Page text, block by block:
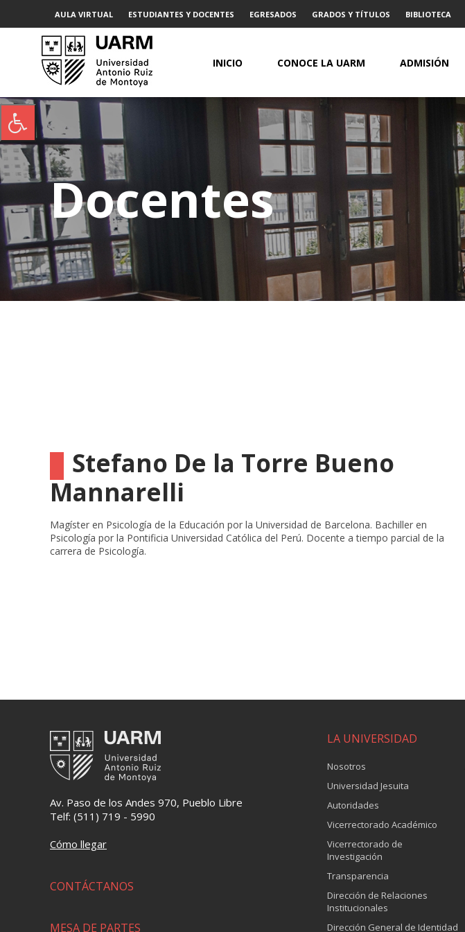
AULA VIRTUAL ESTUDIANTES Y DOCENTES EGRESADOS GRADOS Y TÍTULOS BIBLIOTECA
INICIO CONOCE LA UARM ADMISIÓN
Docentes
Stefano De la Torre Bueno
Mannarelli
Magíster en Psicología de la Educación por la Universidad de Barcelona. Bachiller en
Psicología por la Pontificia Universidad Católica del Perú. Docente a tiempo parcial de la
carrera de Psicología.
Av. Paso de los Andes 970, Pueblo Libre
Telf: (511) 719 - 5990
Cómo llegar
CONTÁCTANOS
MESA DE PARTES
LA UNIVERSIDAD
Nosotros
Universidad Jesuita
Autoridades
Vicerrectorado Académico
Vicerrectorado de
Investigación
Transparencia
Dirección de Relaciones
Institucionales
Dirección General de Identidad